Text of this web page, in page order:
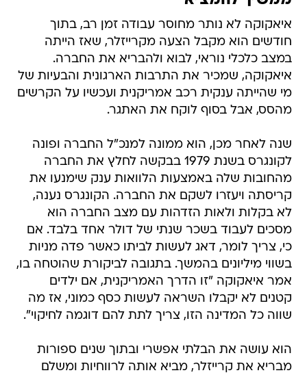
איאקוקה לא נותר מחוסר עבודה זמן רב, בתוך
חודשים הוא מקבל הצעה מקרייזלר, שאז הייתה
במצב כלכלי נוראי, לבוא ולהבריא את החברה.
איאקוקה, שמכיר את התרבות הארגונית והבעיות של
מי שהייתה ענקית רכב אמריקנית ועכשיו על הקרשים
מהסס, אבל בסוף לוקח את האתגר.
שנה לאחר מכן, הוא ממונה למנכ"ל החברה ופונה
לקונגרס בשנת 1979 בבקשה לחלץ את החברה
מהחובות שלה באמצעות הלוואות ענק שימנעו את
קריסתה ויעזרו לשקם את החברה. הקונגרס נענה,
לא בקלות ולאות הזדהות עם מצב החברה הוא
מסכים לעבוד בשכר שנתי של דולר אחד בלבד. אם
כי, צריך לומר, דאג לעשות לביתו כאשר פדה מניות
בשווי מיליונים בהמשך. בתגובה לביקורת שהוטחה בו,
אמר איאקוקה "זו הדרך האמריקנית, אם ילדים
קטנים לא יקבלו השראה לעשות כסף כמוני, אז מה
שווה כל המדינה הזו, צריך לתת להם דוגמה לחיקוי".
הוא עושה את הבלתי אפשרי ובתוך שנים ספורות
מבריא את קרייזלר, מביא אותה לרווחיות ומשלם